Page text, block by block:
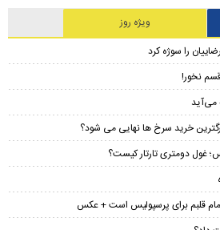
ویژه روز
را سوژه کرد
نخور!
می‌آید
خرید سرخ ها نهایی می شود؟
غول دومتری تارتار کیست؟
قلبم برای پرسپولیس است + عکس